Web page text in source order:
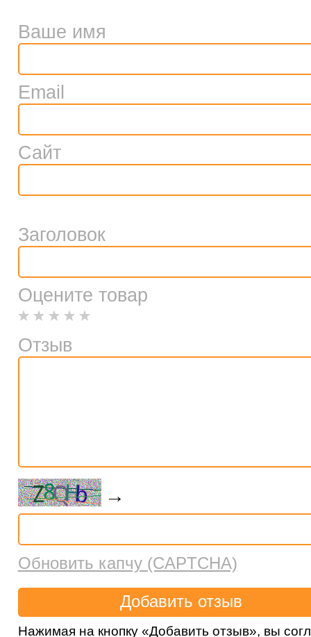
Ваше имя
Email
Сайт
Заголовок
Оцените товар
Отзыв
→
Обновить капчу (CAPTCHA)
Нажимая на кнопку «Добавить отзыв», вы